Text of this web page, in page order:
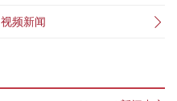
视频新闻